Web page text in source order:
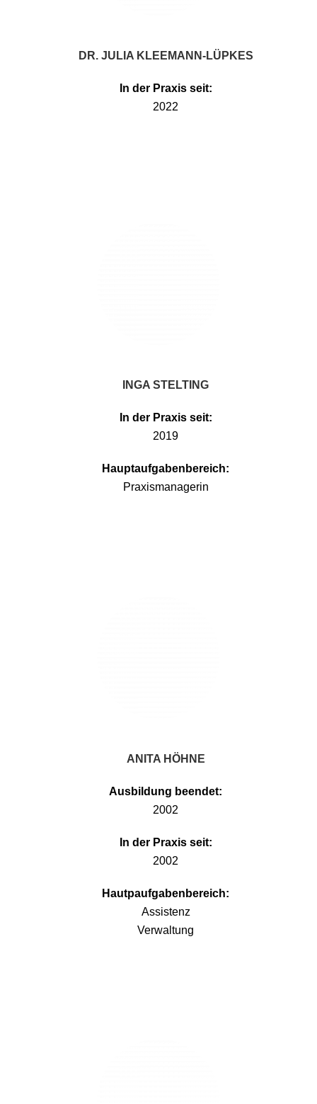
DR. JULIA KLEEMANN-LÜPKES
In der Praxis seit:
2022
INGA STELTING
In der Praxis seit:
2019
Hauptaufgabenbereich:
Praxismanagerin
ANITA HÖHNE
Ausbildung beendet:
2002
In der Praxis seit:
2002
Hautpaufgabenbereich:
Assistenz
Verwaltung